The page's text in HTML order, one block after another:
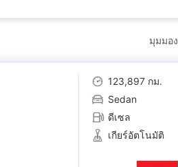
มุมมอง
123,897 กม.
Sedan
ดีเซล
เกียร์อัตโนมัติ